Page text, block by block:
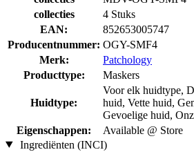
collecties
4 Stuks
EAN:
852653005747
Producentnummer: OGY-SMF4
Merk:
Patchology
Producttype:
Maskers
Huidtype:
Voor elk huidtype,
huid, Vette huid,
Gevoelige huid,
Eigenschappen:
Available @ Store
Ingrediënten (INCI)